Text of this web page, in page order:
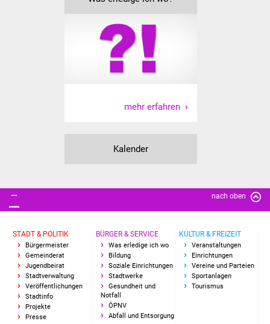
mehr erfahren
Kalender
nach oben
STADT & POLITIK
Bürgermeister
Gemeinderat
Jugendbeirat
Stadtverwaltung
Veröffentlichungen
Stadtinfo
Projekte
Presse
BÜRGER & SERVICE
Was erledige ich wo
Bildung
Soziale Einrichtungen
Stadtwerke
Gesundheit und
Notfall
ÖPNV
Abfall und Entsorgung
KULTUR & FREIZEIT
Veranstaltungen
Einrichtungen
Vereine und Parteien
Sportanlagen
Tourismus